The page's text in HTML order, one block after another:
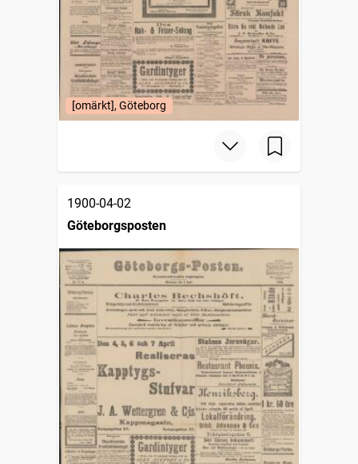
[omärkt], Göteborg
1900-04-02
Göteborgsposten